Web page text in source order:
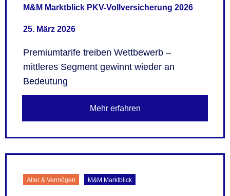
M&M Marktblick PKV-Vollversicherung 2026
25. März 2026
Premiumtarife treiben Wettbewerb –
mittleres Segment gewinnt wieder an
Bedeutung
Mehr erfahren
Alter & Vermögen M&M Marktblick